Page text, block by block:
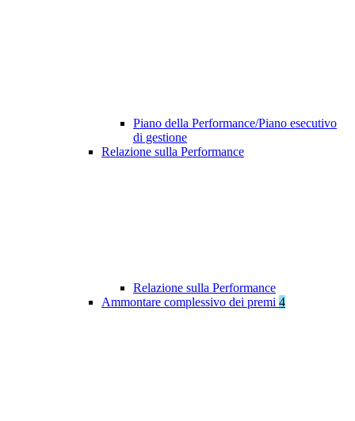
Piano della Performance/Piano esecutivo
di gestione
Relazione sulla Performance
Relazione sulla Performance
Ammontare complessivo dei premi 4